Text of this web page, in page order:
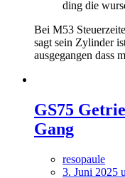
ding die
Bei M53
sagt sein Zylinder
ausgegangen dass
GS75
Gang
resopaule
3. Juni 2025